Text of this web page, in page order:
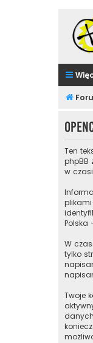
Ten
phpBB
w
Polska
W
tylko
Twoje